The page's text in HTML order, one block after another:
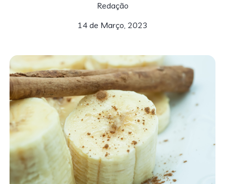
Redação
14 de Março, 2023